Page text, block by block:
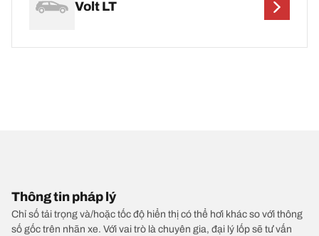
Volt LT
Thông tin pháp lý
Chỉ số tải trọng và/hoặc tốc độ hiển thị có thể hơi khác so với thông
số gốc trên nhãn xe. Với vai trò là chuyên gia, đại lý lốp sẽ tư vấn